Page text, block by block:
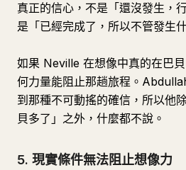
真正的信心，不是「還沒發生，
是「已經完成了，所以不管發生
如果 Neville 在想像中真的在巴
何力量能阻止那趟旅程。
到那種不可動搖的確信，所以他
貝多了」之外，什麼都不說。
5. 現實條件無法阻止想像力